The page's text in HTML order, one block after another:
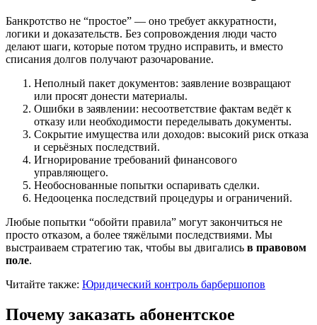
Банкротство не “простое” — оно требует аккуратности,
логики и доказательств. Без сопровождения люди часто
делают шаги, которые потом трудно исправить, и вместо
списания долгов получают разочарование.
Неполный пакет документов: заявление возвращают
или просят донести материалы.
Ошибки в заявлении: несоответствие фактам ведёт к
отказу или необходимости переделывать документы.
Сокрытие имущества или доходов: высокий риск отказа
и серьёзных последствий.
Игнорирование требований финансового
управляющего.
Необоснованные попытки оспаривать сделки.
Недооценка последствий процедуры и ограничений.
Любые попытки “обойти правила” могут закончиться не
просто отказом, а более тяжёлыми последствиями. Мы
выстраиваем стратегию так, чтобы вы двигались в правовом
поле.
Читайте также: Юридический контроль барбершопов
Почему заказать абонентское